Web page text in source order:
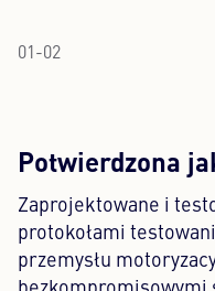
01 -02
Potwierdzona
Zaprojektowane i
protokołami
przemysłu